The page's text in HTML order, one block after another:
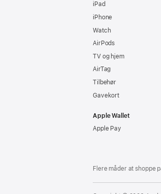
iPad
iPhone
Watch
AirPods
TV og hjem
AirTag
Tilbehør
Gavekort
Apple Wallet
Apple Pay
Flere måder at shoppe